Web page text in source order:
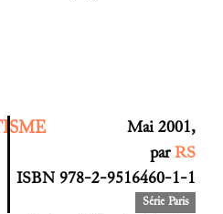
Mai 2001,
parRS
ISBN 978-2-9516460-1-1
Série Paris